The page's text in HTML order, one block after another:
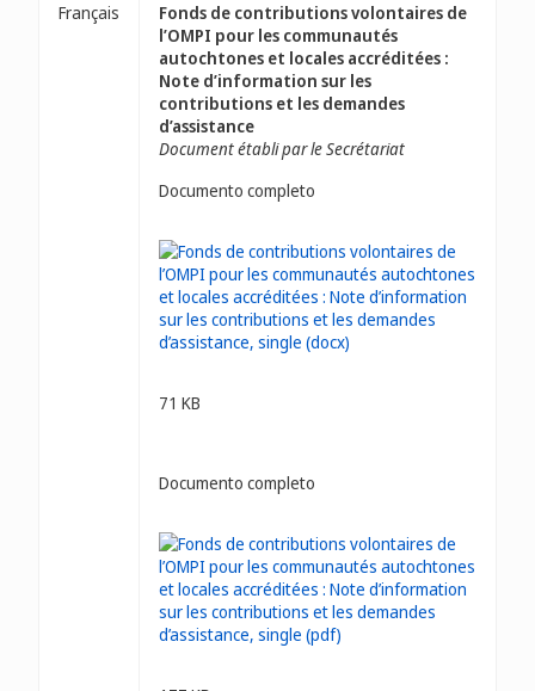
Français
Fonds de contributions volontaires de
l’OMPI pour les communautés
autochtones et locales accréditées :
Note d’information sur les
contributions et les demandes
d’assistance
Document établi par le Secrétariat
Documento completo
71 KB
Documento completo